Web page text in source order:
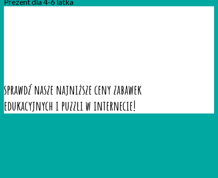
sprawdź nasze najniższe ceny zabawek
edukacyjnych i puzzli w internecie!